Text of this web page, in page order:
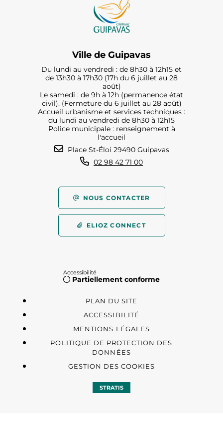
Ville de Guipavas
Du lundi au vendredi : de 8h30 à 12h15 et
de 13h30 à 17h30 (17h du 6 juillet au 28
août)
Le samedi : de 9h à 12h (permanence état
civil). (Fermeture du 6 juillet au 28 août)
Accueil urbanisme et services techniques :
du lundi au vendredi de 8h30 à 12h15
Police municipale : renseignement à
l'accueil
Place St-Éloi 29490 Guipavas
02 98 42 71 00
NOUS CONTACTER
ELIOZ CONNECT
Accessibilité
Partiellement conforme
PLAN DU SITE
ACCESSIBILITÉ
MENTIONS LÉGALES
POLITIQUE DE PROTECTION DES
DONNÉES
GESTION DES COOKIES
STRATIS